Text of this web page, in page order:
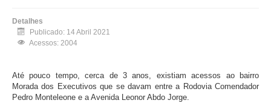
Detalhes
Publicado: 14 Abril 2021
Acessos: 2004
Até pouco tempo, cerca de 3 anos, existiam acessos ao bairro
Morada dos Executivos que se davam entre a Rodovia Comendador
Pedro Monteleone e a Avenida Leonor Abdo Jorge.